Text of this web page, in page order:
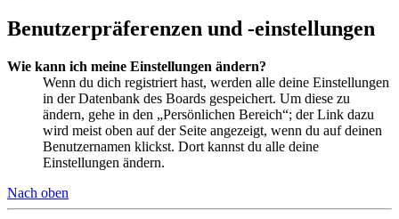
Benutzerpräferenzen und -einstellungen
Wie kann ich meine Einstellungen ändern?
Wenn du dich registriert hast, werden alle deine Einstellungen
in der Datenbank des Boards gespeichert. Um diese zu
ändern, gehe in den „Persönlichen Bereich“; der Link dazu
wird meist oben auf der Seite angezeigt, wenn du auf deinen
Benutzernamen klickst. Dort kannst du alle deine
Einstellungen ändern.
Nach oben